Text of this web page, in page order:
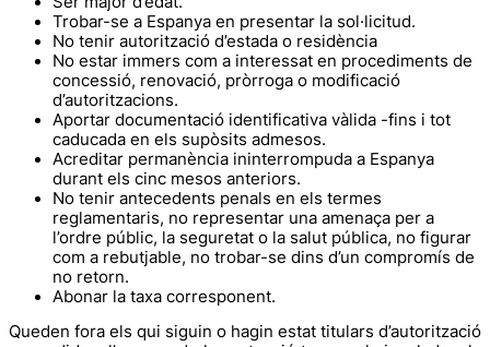
Trobar-se a Espanya en presentar la sol·licitud.
No tenir autorització d’estada o residència
No estar immers com a interessat en procediments de
concessió, renovació, pròrroga o modificació
d’autoritzacions.
Aportar documentació identificativa vàlida -fins i tot
caducada en els supòsits admesos.
Acreditar permanència ininterrompuda a Espanya
durant els cinc mesos anteriors.
No tenir antecedents penals en els termes
reglamentaris, no representar una amenaça per a
l’ordre públic, la seguretat o la salut pública, no figurar
com a rebutjable, no trobar-se dins d’un compromís de
no retorn.
Abonar la taxa corresponent.
Queden fora els qui siguin o hagin estat titulars d’autorització